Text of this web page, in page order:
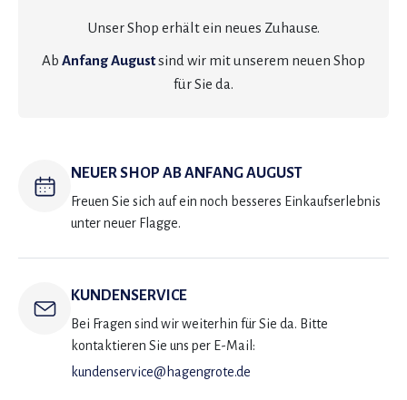
Unser Shop erhält ein neues Zuhause.
Ab Anfang Augustsind wir mit unserem neuen Shop
für Sie da.
NEUER SHOP AB ANFANG AUGUST
Freuen Sie sich auf ein noch besseres Einkaufserlebnis
unter neuer Flagge.
KUNDENSERVICE
Bei Fragen sind wir weiterhin für Sie da. Bitte
kontaktieren Sie uns per E-Mail:
kundenservice@hagengrote.de